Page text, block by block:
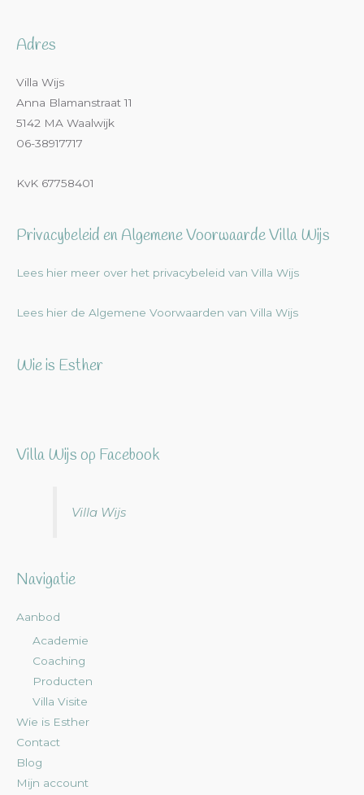
Adres
Villa Wijs
Anna Blamanstraat 11
5142 MA Waalwijk
06-38917717
KvK 67758401
Privacybeleid en Algemene Voorwaarde Villa Wijs
Lees hier meer over het privacybeleid van Villa Wijs
Lees hier de Algemene Voorwaarden van Villa Wijs
Wie is Esther
Villa Wijs op Facebook
Villa Wijs
Navigatie
Aanbod
Academie
Coaching
Producten
Villa Visite
Wie is Esther
Contact
Blog
Mijn account